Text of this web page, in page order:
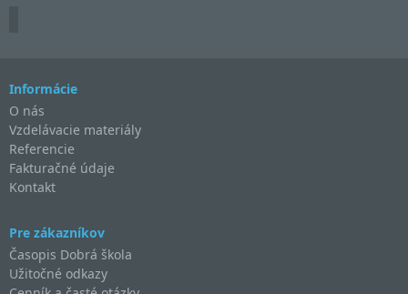
Informácie
O nás
Vzdelávacie materiály
Referencie
Fakturačné údaje
Kontakt
Pre zákazníkov
Časopis Dobrá škola
Užitočné odkazy